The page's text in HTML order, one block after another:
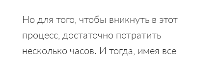
Но для того, чтобы вникнуть в этот
процесс, достаточно потратить
несколько часов. И тогда, имея все